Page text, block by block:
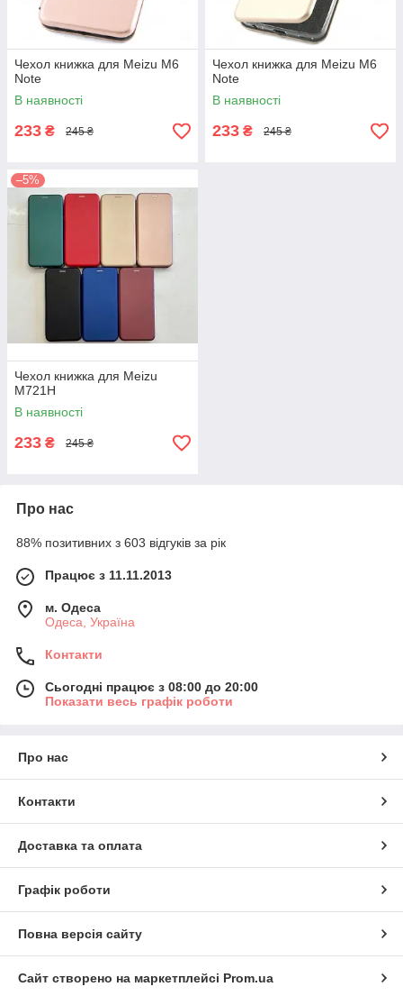
Чехол книжка для Meizu M6
Note
В наявності
233 ₴ 245 ₴
Чехол книжка для Meizu M6
Note
В наявності
233 ₴ 245 ₴
–5%
Чехол книжка для Meizu
M721H
В наявності
233 ₴ 245 ₴
Про нас
88% позитивних з 603 відгуків за рік
Працює з 11.11.2013
м. Одеса
Одеса, Україна
Контакти
Сьогодні працює з 08:00 до 20:00
Показати весь графік роботи
Про нас
Контакти
Доставка та оплата
Графік роботи
Повна версія сайту
Сайт створено на маркетплейсі Prom.ua